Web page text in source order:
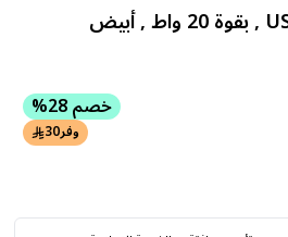
خصم 28%
وفر30